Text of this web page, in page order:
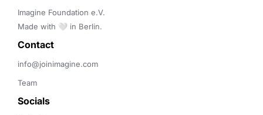
Imagine Foundation e.V.
Made with 🤍 in Berlin.
Contact
info@joinimagine.com
Team
Socials